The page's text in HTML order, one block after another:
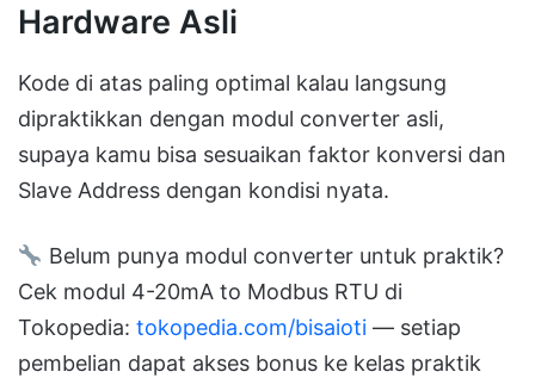
Hardware Asli
Kode di atas paling optimal kalau langsung
dipraktikkan dengan modul converter asli,
supaya kamu bisa sesuaikan faktor konversi dan
Slave Address dengan kondisi nyata.
Belum punya modul converter untuk praktik?
Cek modul 4-20mA to Modbus RTU di
Tokopedia: tokopedia.com/bisaioti — setiap
pembelian dapat akses bonus ke kelas praktik